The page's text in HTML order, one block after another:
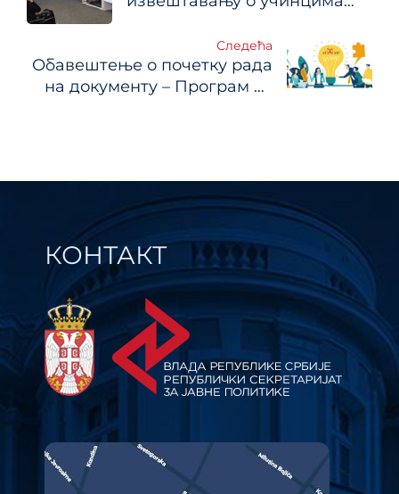
чланка
Следећа
Обавештење о почетку рада
на документу – Програм за
КОНТАКТ